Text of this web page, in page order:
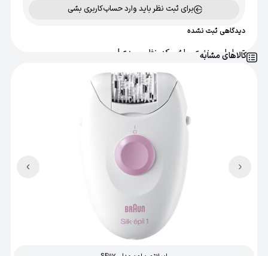
بله
اصل
دستگیره ارگونومیک, نوک تیغه گرد
برای ثبت نظر باید وارد حساب‌کاربری بشی
دیدگاهی ثبت نشده
تو اولین نفری باش که نظر میدی!
کالاهای مشابه